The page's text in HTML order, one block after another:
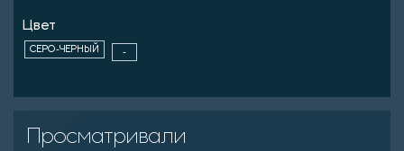
Цвет
СЕРО-ЧЕРНЫЙ -
Просматривали